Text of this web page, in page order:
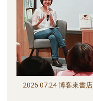
2026.07.24 博客來書